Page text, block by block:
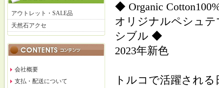
アウトレット・SALE品
天然石アクセ
会社概要
支払・配送について
◆ Organic
オリジナルペシュ
シブル ◆
2023年新色
トルコで活躍される